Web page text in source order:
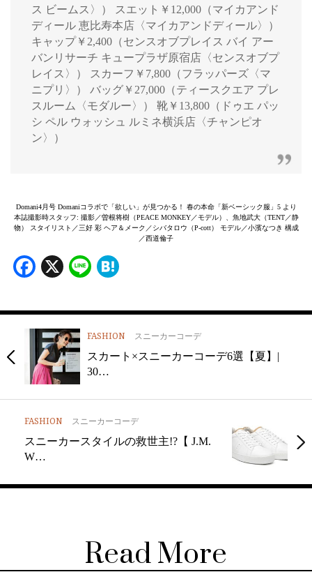
ス ビームス〉） スエット￥12,000（マイカアンド
ディール 恵比寿本店〈マイカアンドディール〉）
キャップ￥2,400（センスオブプレイス バイ アー
バンリサーチ キュープラザ原宿店〈センスオブプ
レイス〉） スカーフ￥7,800（フラッパーズ〈マ
ニプリ〉） バッグ￥27,000（ティースクエア プレ
スルーム〈モダルー〉） 靴￥13,800（ドゥエ パッ
シ ペル ウォッシュ ルミネ横浜店〈チャンピオ
ン〉）
Domani4月号 Domaniコラボで「欲しい」が見つかる！ 春の本命「新ベーシック服」5 より
本誌撮影時スタッフ: 撮影／曽根将樹（PEACE MONKEY／モデル）、魚地武大（TENT／静
物） スタイリスト／三好 彩 ヘア＆メーク／シバタロウ（P-cott） モデル／小濱なつき 構成
／西道倫子
Facebook
X Line
FASHION スニーカーコーデ
スカート×スニーカーコーデ6選【夏】|
30…
FASHION スニーカーコーデ
スニーカースタイルの救世主!?【 J.M.
W…
Read More